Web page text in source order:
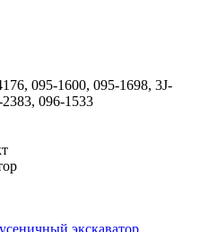
095-1600, 095-1698, 3J-
096-1533